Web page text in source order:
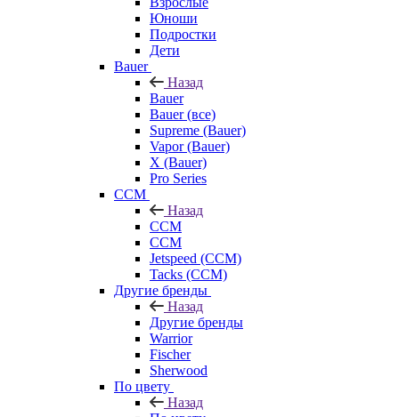
Юноши
Подростки
Дети
Bauer
Назад
Bauer
Bauer (все)
Supreme (Bauer)
Vapor (Bauer)
X (Bauer)
Pro Series
CCM
Назад
CCM
CCM
Jetspeed (CCM)
Tacks (CCM)
Другие бренды
Назад
Другие бренды
Warrior
Fischer
Sherwood
По цвету
Назад